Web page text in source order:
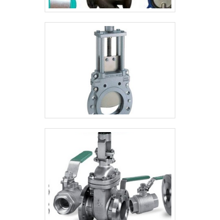
satisfação dos clientes através de um
atendimento singular, por meio de
profissionais treinados e altamente
qualificados. A Connect Gases é uma
empresa que tem despontado no
segmento por toda seriedade e qualidade,
o que garante uma entrega de excelência